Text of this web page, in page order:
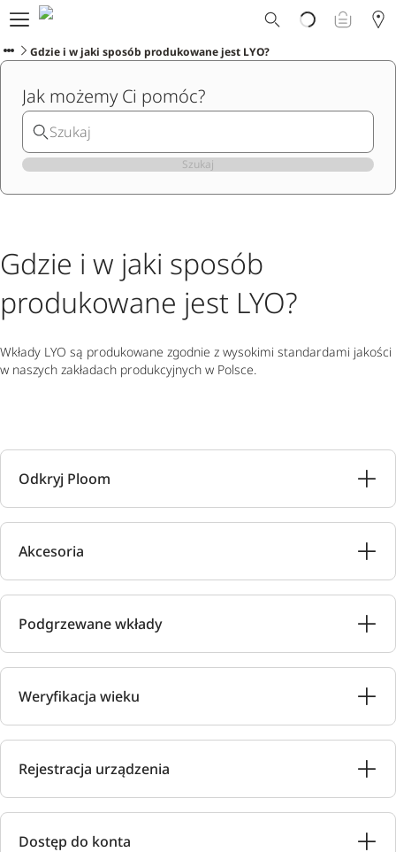
Dlaczego Ploom?
Sklep
Oferty Specjalne
Wsparcie
Wydarzenia
Sklepy Ploom
Gdzie i w jaki sposób produkowane jest LYO?
Jak możemy Ci pomóc?
Szukaj
Gdzie i w jaki sposób
produkowane jest LYO?
Wkłady LYO są produkowane zgodnie z wysokimi standardami jakości
w naszych zakładach produkcyjnych w Polsce.
Odkryj Ploom
Akcesoria
Podgrzewane wkłady
Weryfikacja wieku
Rejestracja urządzenia
Dostęp do konta